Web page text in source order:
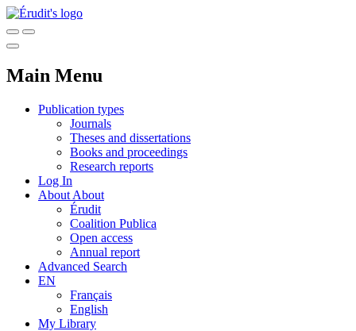
Main Menu
Publication types
Journals
Theses and dissertations
Books and proceedings
Research reports
Log In
About About
Érudit
Coalition Publica
Open access
Annual report
Advanced Search
EN
Français
English
My Library